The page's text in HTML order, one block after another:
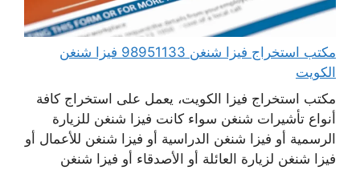
مكتب استخراج فيزا شنغن 98951133 فيزا شنغن
الكويت
مكتب استخراج فيزا الكويت، يعمل على استخراج كافة
أنواع تأشيرات شنغن سواء كانت فيزا شنغن للزيارة
الرسمية أو فيزا شنغن الدراسية أو فيزا شنغن للأعمال أو
فيزا شنغن لزيارة العائلة أو الأصدقاء أو فيزا شنغن